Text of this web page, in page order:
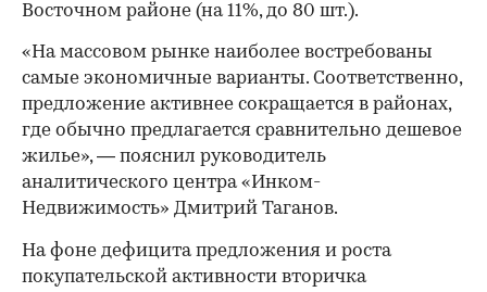
Восточном районе (на 11%, до 80 шт.).
«На массовом рынке наиболее востребованы
самые экономичные варианты. Соответственно,
предложение активнее сокращается в районах,
где обычно предлагается сравнительно дешевое
жилье», — пояснил руководитель
аналитического центра «Инком-
Недвижимость» Дмитрий Таганов.
На фоне дефицита предложения и роста
покупательской активности вторичка